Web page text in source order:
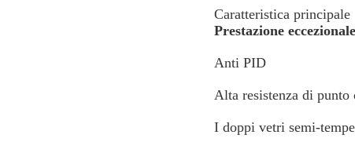
Caratteristica principale
Prestazione
Anti PID
Alta resistenza di punto
I doppi vetri semi-